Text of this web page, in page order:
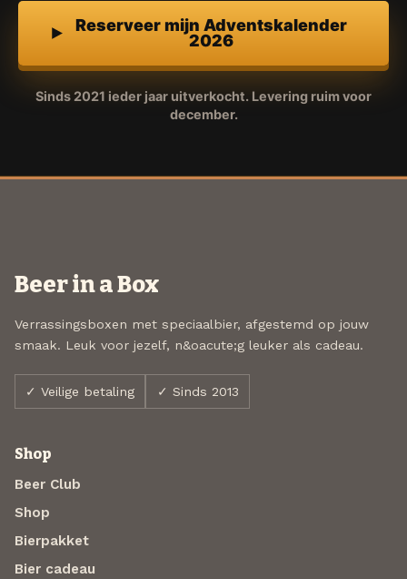
Reserveer mijn Adventskalender
2026
Sinds 2021 ieder jaar uitverkocht. Levering ruim voor
december.
Beer in a Box
Verrassingsboxen met speciaalbier, afgestemd op jouw
smaak. Leuk voor jezelf, n&oacute;g leuker als cadeau.
✓ Veilige betaling ✓ Sinds 2013
Shop
Beer Club
Shop
Bierpakket
Bier cadeau